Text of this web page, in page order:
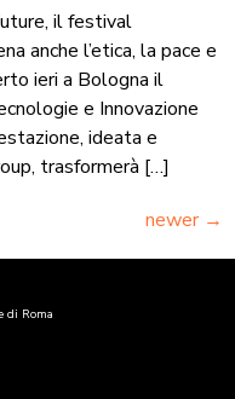
il festival
anche l’etica, la pace e
ieri a Bologna il
e Innovazione
ideata e
trasformerà […]
newer →
di Roma